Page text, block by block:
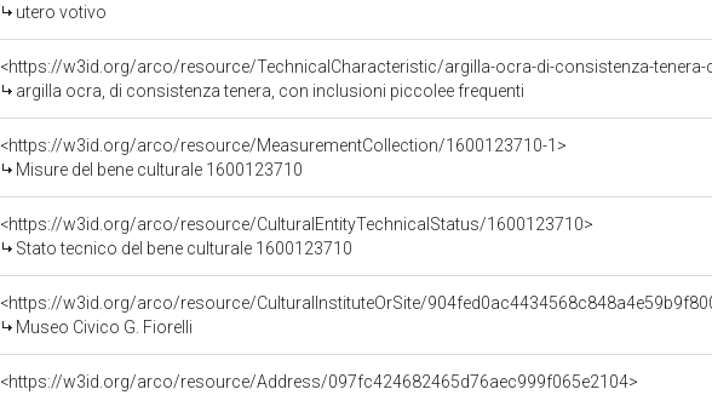
utero votivo
<https://w3id.org/arco/resource/TechnicalCharacteristic/argilla-ocra-di-consistenza-tenera-
argilla ocra, di consistenza tenera, con inclusioni piccolee frequenti
<https://w3id.org/arco/resource/MeasurementCollection/1600123710-1>
Misure del bene culturale 1600123710
<https://w3id.org/arco/resource/CulturalEntityTechnicalStatus/1600123710>
Stato tecnico del bene culturale 1600123710
<https://w3id.org/arco/resource/CulturalInstituteOrSite/
Museo Civico G. Fiorelli
<https://w3id.org/arco/resource/Address/097fc424682465d76aec999f065e2104>